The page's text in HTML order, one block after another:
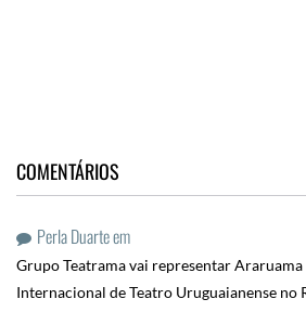
COMENTÁRIOS
Perla Duarteem
Grupo Teatrama vai representar Araruama
Internacional de Teatro Uruguaianense no